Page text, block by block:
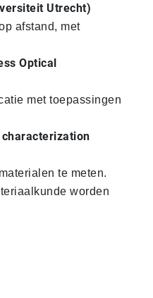
Utrecht)
afstand, met
Optical
met toepassingen
te meten.
worden